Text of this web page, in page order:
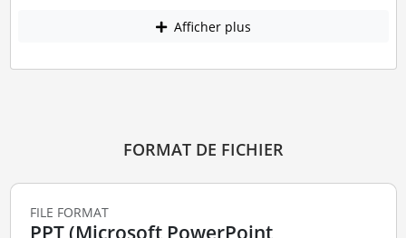
Afficher plus
FORMAT DE FICHIER
FILE FORMAT
PPT (Microsoft PowerPoint